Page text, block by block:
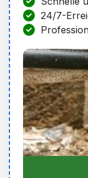
24/7-